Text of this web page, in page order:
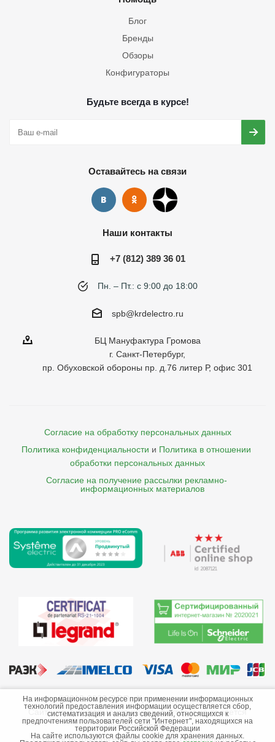
Блог
Бренды
Обзоры
Конфигураторы
Будьте всегда в курсе!
Оставайтесь на связи
Наши контакты
+7 (812) 389 36 01
Пн. – Пт.: с 9:00 до 18:00
spb@krdelectro.ru
БЦ Мануфактура Громова
г. Санкт-Петербург,
пр. Обуховской обороны пр. д.76 литер Р, офис 301
Согласие на обработку персональных данных
Политика конфиденциальности и Политика в отношении
обработки персональных данных
Согласие на получение рассылки рекламно-
    информационных материалов
©2013-2026 ООО «Краснодарэлектро»
Сайт носит информационный характер и не является
публичной офертой.
Стоимость товаров и их наличие не гарантируются.
На информационном ресурсе при применении информационных
технологий предоставления информации осуществляется сбор,
систематизация и анализ сведений, относящихся к
предпочтениям пользователей сети "Интернет", находящихся на
территории Российской Федерации
На сайте используются файлы cookie для хранения данных.